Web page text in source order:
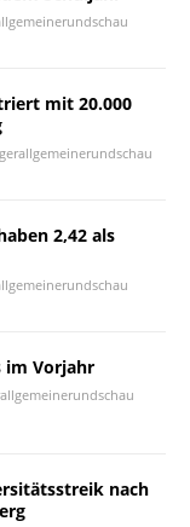
mit 20.000
2,42 als
im Vorjahr
nach